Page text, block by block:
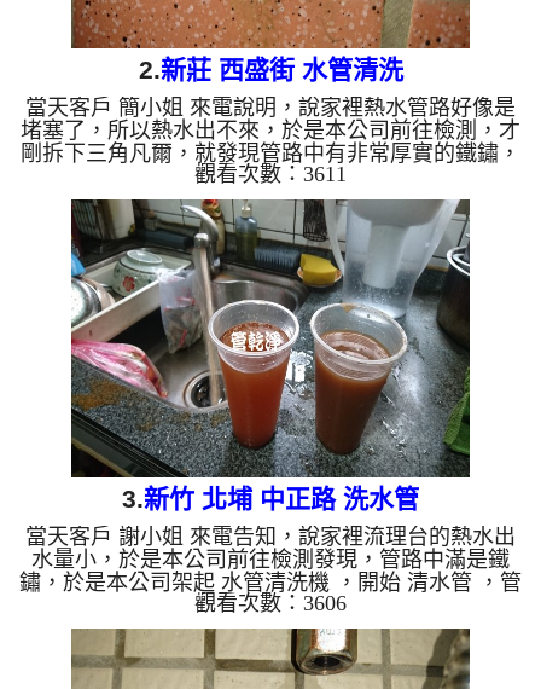
2.新莊 西盛街 水管清洗
當天客戶 簡小姐 來電說明，說家裡熱水管路好像是
堵塞了，所以熱水出不來，於是本公司前往檢測，才
剛拆下三角凡爾，就發現管路中有非常厚實的鐵鏽，
如下圖，於是本公司架起 水管清洗機 ，開始 清水管
，管路不斷噴出 銹水 ，如下影片， 水管清洗 過程約
三個多小時，管路裡的鐵鏽終於清洗乾淨，客戶終於
可以好好用水了。 清洗水管,水管清洗, 洗水管, 熱水
管堵塞, 熱水忽冷忽熱 ...
觀看次數：3611
3.新竹 北埔 中正路 洗水管
當天客戶 謝小姐 來電告知，說家裡流理台的熱水出
水量小，於是本公司前往檢測發現，管路中滿是鐵
鏽，於是本公司架起 水管清洗機 ，開始 清水管 ，管
路不斷噴出 鐵銹水 ，如下影片， 水管清洗 過程約兩
個多小時，管路裡的鐵鏽總算清洗乾淨，客戶終於可
以正常用水了。 清洗水管,水管清洗, 洗水管, 熱水管
堵塞, 熱水忽冷忽熱 ...
觀看次數：3606